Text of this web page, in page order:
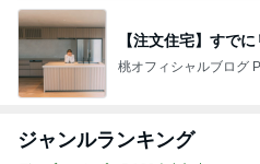
【注文住宅】すで
桃オフィシャルブログ
ジャンルランキング